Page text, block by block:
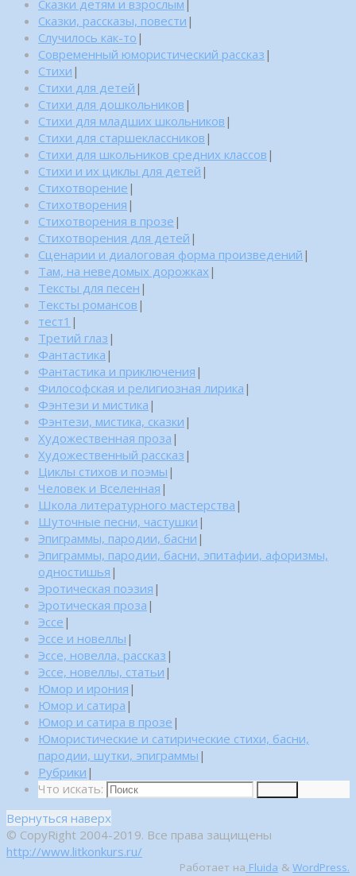
Сказки детям и взрослым |
Сказки, рассказы, повести |
Случилось как-то |
Современный юмористический рассказ |
Стихи |
Стихи для детей |
Стихи для дошкольников |
Стихи для младших школьников |
Стихи для старшеклассников |
Стихи для школьников средних классов |
Стихи и их циклы для детей |
Стихотворение |
Стихотворения |
Стихотворения в прозе |
Стихотворения для детей |
Сценарии и диалоговая форма произведений |
Там, на неведомых дорожках |
Тексты для песен |
Тексты романсов |
тест1 |
Третий глаз |
Фантастика |
Фантастика и приключения |
Философская и религиозная лирика |
Фэнтези и мистика |
Фэнтези, мистика, сказки |
Художественная проза |
Художественный рассказ |
Циклы стихов и поэмы |
Человек и Вселенная |
Школа литературного мастерства |
Шуточные песни, частушки |
Эпиграммы, пародии, басни |
Эпиграммы, пародии, басни, эпитафии, афоризмы,
одностишья |
Эротическая поэзия |
Эротическая проза |
Эссе |
Эссе и новеллы |
Эссе, новелла, рассказ |
Эссе, новеллы, статьи |
Юмор и ирония |
Юмор и сатира |
Юмор и сатира в прозе |
Юмористические и сатирические стихи, басни,
пародии, шутки, эпиграммы |
Рубрики |
Что искать:
Вернуться наверх
© CopyRight 2004-2019. Все права защищены
http://www.litkonkurs.ru/
Работает на Fluida & WordPress.